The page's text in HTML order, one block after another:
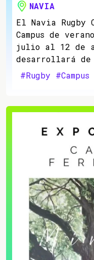
NAVIA
El Navia Rugby
Campus de
julio al 12 de
desarrollará
#Rugby #Campus